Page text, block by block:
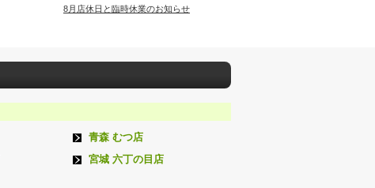
8月店休日と臨時休業のお知らせ
青森 むつ店
宮城 六丁の目店